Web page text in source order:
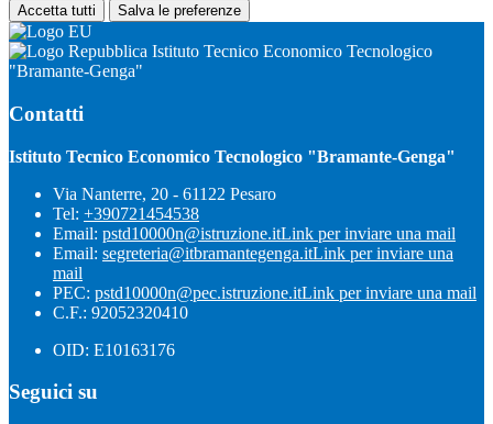
Accetta tutti Salva le preferenze
Istituto Tecnico Economico Tecnologico
"Bramante-Genga"
Contatti
Istituto Tecnico Economico Tecnologico "Bramante-Genga"
Via Nanterre, 20 - 61122 Pesaro
Tel: +390721454538
Email: pstd10000n@istruzione.itLink per inviare una mail
Email: segreteria@itbramantegenga.itLink per inviare una
mail
PEC: pstd10000n@pec.istruzione.itLink per inviare una mail
C.F.: 92052320410
OID: E10163176
Seguici su